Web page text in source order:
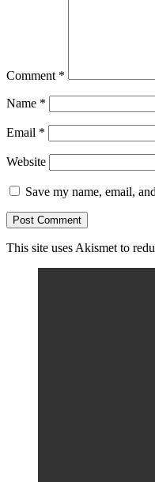
Comment *
Name *
Email *
Website
Save my name, email,
This site uses Akismet to